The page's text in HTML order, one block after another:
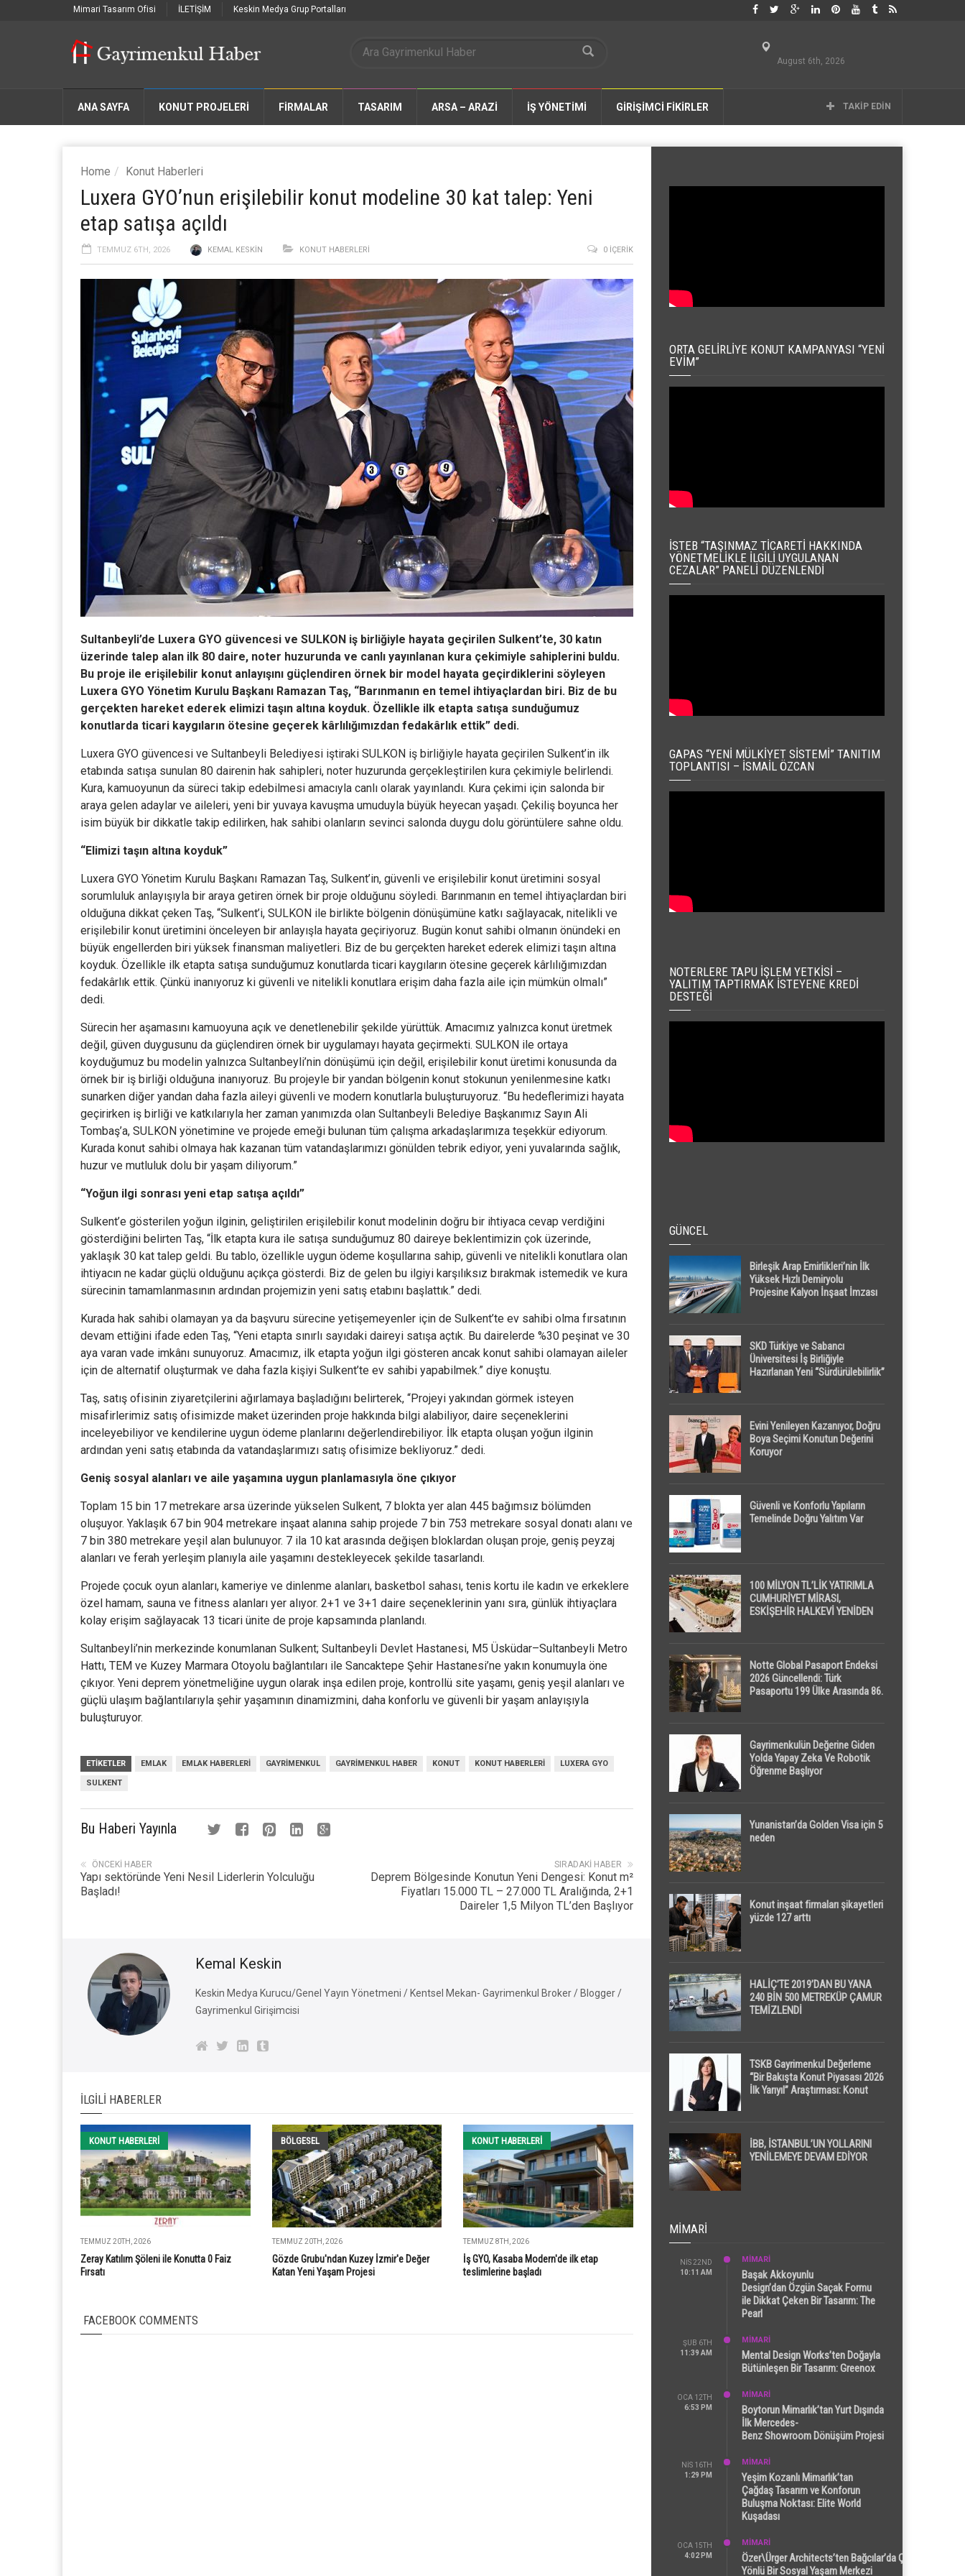
Mimari Tasarım Ofisi İLETİŞİM Keskin Medya Grup Portalları
August 6th, 2026
ANA SAYFA KONUT PROJELERİ FIRMALAR TASARIM ARSA – ARAZİ İŞ YÖNETİMİ GİRİŞİMCİ FİKİRLER TAKIP EDIN
Home Konut Haberleri
Luxera GYO’nun erişilebilir konut modeline 30 kat talep: Yeni
etap satışa açıldı
TEMMUZ 6TH, 2026 KEMAL KESKIN KONUT HABERLERI 0 İÇERIK
Sultanbeyli’de Luxera GYO güvencesi ve SULKON iş birliğiyle hayata geçirilen Sulkent’te, 30 katın
üzerinde talep alan ilk 80 daire, noter huzurunda ve canlı yayınlanan kura çekimiyle sahiplerini buldu.
Bu proje ile erişilebilir konut anlayışını güçlendiren örnek bir model hayata geçirdiklerini söyleyen
Luxera GYO Yönetim Kurulu Başkanı Ramazan Taş, “Barınmanın en temel ihtiyaçlardan biri. Biz de bu
gerçekten hareket ederek elimizi taşın altına koyduk. Özellikle ilk etapta satışa sunduğumuz
konutlarda ticari kaygıların ötesine geçerek kârlılığımızdan fedakârlık ettik” dedi.
Luxera GYO güvencesi ve Sultanbeyli Belediyesi iştiraki SULKON iş birliğiyle hayata geçirilen Sulkent’in ilk
etabında satışa sunulan 80 dairenin hak sahipleri, noter huzurunda gerçekleştirilen kura çekimiyle belirlendi.
Kura, kamuoyunun da süreci takip edebilmesi amacıyla canlı olarak yayınlandı. Kura çekimi için salonda bir
araya gelen adaylar ve aileleri, yeni bir yuvaya kavuşma umuduyla büyük heyecan yaşadı. Çekiliş boyunca her
isim büyük bir dikkatle takip edilirken, hak sahibi olanların sevinci salonda duygu dolu görüntülere sahne oldu.
“Elimizi taşın altına koyduk”
Luxera GYO Yönetim Kurulu Başkanı Ramazan Taş, Sulkent’in, güvenli ve erişilebilir konut üretimini sosyal
sorumluluk anlayışıyla bir araya getiren örnek bir proje olduğunu söyledi. Barınmanın en temel ihtiyaçlardan biri
olduğuna dikkat çeken Taş, “Sulkent’i, SULKON ile birlikte bölgenin dönüşümüne katkı sağlayacak, nitelikli ve
erişilebilir konut üretimini önceleyen bir anlayışla hayata geçiriyoruz. Bugün konut sahibi olmanın önündeki en
büyük engellerden biri yüksek finansman maliyetleri. Biz de bu gerçekten hareket ederek elimizi taşın altına
koyduk. Özellikle ilk etapta satışa sunduğumuz konutlarda ticari kaygıların ötesine geçerek kârlılığımızdan
fedakârlık ettik. Çünkü inanıyoruz ki güvenli ve nitelikli konutlara erişim daha fazla aile için mümkün olmalı”
dedi.
Sürecin her aşamasını kamuoyuna açık ve denetlenebilir şekilde yürüttük. Amacımız yalnızca konut üretmek
değil, güven duygusunu da güçlendiren örnek bir uygulamayı hayata geçirmekti. SULKON ile ortaya
koyduğumuz bu modelin yalnızca Sultanbeyli’nin dönüşümü için değil, erişilebilir konut üretimi konusunda da
örnek bir iş birliği olduğuna inanıyoruz. Bu projeyle bir yandan bölgenin konut stokunun yenilenmesine katkı
sunarken diğer yandan daha fazla aileyi güvenli ve modern konutlarla buluşturuyoruz. “Bu hedeflerimizi hayata
geçirirken iş birliği ve katkılarıyla her zaman yanımızda olan Sultanbeyli Belediye Başkanımız Sayın Ali
Tombaş’a, SULKON yönetimine ve projede emeği bulunan tüm çalışma arkadaşlarımıza teşekkür ediyorum.
Kurada konut sahibi olmaya hak kazanan tüm vatandaşlarımızı gönülden tebrik ediyor, yeni yuvalarında sağlık,
huzur ve mutluluk dolu bir yaşam diliyorum.”
“Yoğun ilgi sonrası yeni etap satışa açıldı”
Sulkent’e gösterilen yoğun ilginin, geliştirilen erişilebilir konut modelinin doğru bir ihtiyaca cevap verdiğini
gösterdiğini belirten Taş, “İlk etapta kura ile satışa sunduğumuz 80 daireye beklentimizin çok üzerinde,
yaklaşık 30 kat talep geldi. Bu tablo, özellikle uygun ödeme koşullarına sahip, güvenli ve nitelikli konutlara olan
ihtiyacın ne kadar güçlü olduğunu açıkça gösterdi. Biz de gelen bu ilgiyi karşılıksız bırakmak istemedik ve kura
sürecinin tamamlanmasının ardından projemizin yeni satış etabını başlattık.” dedi.
Kurada hak sahibi olamayan ya da başvuru sürecine yetişemeyenler için de Sulkent’te ev sahibi olma fırsatının
devam ettiğini ifade eden Taş, “Yeni etapta sınırlı sayıdaki daireyi satışa açtık. Bu dairelerde %30 peşinat ve 30
aya varan vade imkânı sunuyoruz. Amacımız, ilk etapta yoğun ilgi gösteren ancak konut sahibi olamayan aileler
için de alternatif oluşturmak ve daha fazla kişiyi Sulkent’te ev sahibi yapabilmek.” diye konuştu.
Taş, satış ofisinin ziyaretçilerini ağırlamaya başladığını belirterek, “Projeyi yakından görmek isteyen
misafirlerimiz satış ofisimizde maket üzerinden proje hakkında bilgi alabiliyor, daire seçeneklerini
inceleyebiliyor ve kendilerine uygun ödeme planlarını değerlendirebiliyor. İlk etapta oluşan yoğun ilginin
ardından yeni satış etabında da vatandaşlarımızı satış ofisimize bekliyoruz.” dedi.
Geniş sosyal alanları ve aile yaşamına uygun planlamasıyla öne çıkıyor
Toplam 15 bin 17 metrekare arsa üzerinde yükselen Sulkent, 7 blokta yer alan 445 bağımsız bölümden
oluşuyor. Yaklaşık 67 bin 904 metrekare inşaat alanına sahip projede 7 bin 753 metrekare sosyal donatı alanı ve
7 bin 380 metrekare yeşil alan bulunuyor. 7 ila 10 kat arasında değişen bloklardan oluşan proje, geniş peyzaj
alanları ve ferah yerleşim planıyla aile yaşamını destekleyecek şekilde tasarlandı.
Projede çocuk oyun alanları, kameriye ve dinlenme alanları, basketbol sahası, tenis kortu ile kadın ve erkeklere
özel hamam, sauna ve fitness alanları yer alıyor. 2+1 ve 3+1 daire seçeneklerinin yanı sıra, günlük ihtiyaçlara
kolay erişim sağlayacak 13 ticari ünite de proje kapsamında planlandı.
Sultanbeyli’nin merkezinde konumlanan Sulkent; Sultanbeyli Devlet Hastanesi, M5 Üsküdar–Sultanbeyli Metro
Hattı, TEM ve Kuzey Marmara Otoyolu bağlantıları ile Sancaktepe Şehir Hastanesi’ne yakın konumuyla öne
çıkıyor. Yeni deprem yönetmeliğine uygun olarak inşa edilen proje, kontrollü site yaşamı, geniş yeşil alanları ve
güçlü ulaşım bağlantılarıyla şehir yaşamının dinamizmini, daha konforlu ve güvenli bir yaşam anlayışıyla
buluşturuyor.
ETIKETLER EMLAK EMLAK HABERLERI GAYRIMENKUL GAYRIMENKUL HABER KONUT KONUT HABERLERI LUXERA GYO
SULKENT
Bu Haberi Yayınla
SIRADAKI HABER
Deprem Bölgesinde Konutun Yeni Dengesi: Konut m²
Fiyatları 15.000 TL – 27.000 TL Aralığında, 2+1
Daireler 1,5 Milyon TL’den Başlıyor
ÖNCEKI HABER
Yapı sektöründe Yeni Nesil Liderlerin Yolculuğu
Başladı!
Kemal Keskin
Keskin Medya Kurucu/Genel Yayın Yönetmeni / Kentsel Mekan- Gayrimenkul Broker / Blogger /
Gayrimenkul Girişimcisi
İLGILI HABERLER
KONUT HABERLERI
TEMMUZ 20TH, 2026
Zeray Katılım Şöleni ile Konutta 0 Faiz
Fırsatı
BÖLGESEL
TEMMUZ 20TH, 2026
Gözde Grubu'ndan Kuzey İzmir'e Değer
Katan Yeni Yaşam Projesi
KONUT HABERLERI
TEMMUZ 8TH, 2026
İş GYO, Kasaba Modern'de ilk etap
teslimlerine başladı
FACEBOOK COMMENTS
ORTA GELIRLIYE KONUT KAMPANYASI “YENI
EVIM”
İSTEB “TAŞINMAZ TICARETI HAKKINDA
YÖNETMELIKLE İLGILI UYGULANAN
CEZALAR” PANELI DÜZENLENDI
GAPAS “YENI MÜLKIYET SISTEMI” TANITIM
TOPLANTISI – İSMAIL ÖZCAN
NOTERLERE TAPU İŞLEM YETKISI –
YALITIM TAPTIRMAK İSTEYENE KREDI
DESTEĞI
GÜNCEL
Birleşik Arap Emirlikleri’nin İlk
Yüksek Hızlı Demiryolu
Projesine Kalyon İnşaat İmzası
SKD Türkiye ve Sabancı
Üniversitesi İş Birliğiyle
Hazırlanan Yeni “Sürdürülebilirlik”
Evini Yenileyen Kazanıyor, Doğru
Boya Seçimi Konutun Değerini
Koruyor
Güvenli ve Konforlu Yapıların
Temelinde Doğru Yalıtım Var
100 MİLYON TL’LİK YATIRIMLA
CUMHURİYET MİRASI,
ESKİŞEHİR HALKEVİ YENİDEN
Notte Global Pasaport Endeksi
2026 Güncellendi: Türk
Pasaportu 199 Ülke Arasında 86.
Gayrimenkulün Değerine Giden
Yolda Yapay Zeka Ve Robotik
Öğrenme Başlıyor
Yunanistan’da Golden Visa için 5
neden
Konut inşaat firmaları şikayetleri
yüzde 127 arttı
HALİÇ’TE 2019’DAN BU YANA
240 BİN 500 METREKÜP ÇAMUR
TEMİZLENDİ
TSKB Gayrimenkul Değerleme
“Bir Bakışta Konut Piyasası 2026
İlk Yarıyıl” Araştırması: Konut
Dikkat Çekti
İBB, İSTANBUL’UN YOLLARINI
YENİLEMEYE DEVAM EDİYOR
MIMARI
NIS 22ND
10:11 AM
MİMARİ
Başak Akkoyunlu
Design’dan Özgün Saçak Formu
ile Dikkat Çeken Bir Tasarım: The
Pearl
ŞUB 6TH
11:39 AM
MİMARİ
Mental Design Works’ten Doğayla
Bütünleşen Bir Tasarım: Greenox
OCA 12TH
6:53 PM
MİMARİ
Boytorun Mimarlık’tan Yurt Dışında
İlk Mercedes-
Benz Showroom Dönüşüm Projesi
NIS 16TH
1:29 PM
MİMARİ
Yeşim Kozanlı Mimarlık’tan
Çağdaş Tasarım ve Konforun
Buluşma Noktası: Elite World
Kuşadası
OCA 15TH
4:02 PM
MİMARİ
Özer\Ürger Architects’ten Bağcılar’da Çok
Yönlü Bir Sosyal Yaşam Merkezi